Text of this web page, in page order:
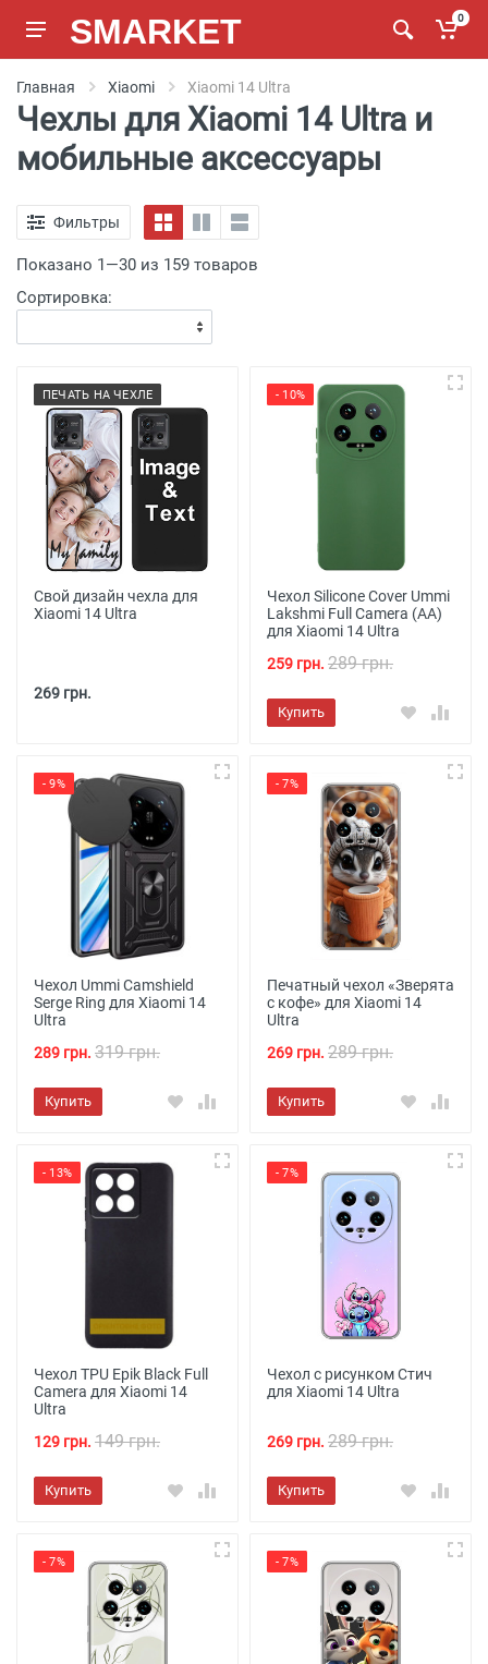
SMARKET 0
Главная Xiaomi Xiaomi 14 Ultra
Чехлы для Xiaomi 14 Ultra и
мобильные аксессуары
Фильтры
Показано 1—30 из 159 товаров
Сортировка:
ПЕЧАТЬ НА ЧЕХЛЕ
Свой дизайн чехла для
Xiaomi 14 Ultra
269 грн.
- 10%
Чехол Silicone Cover Ummi
Lakshmi Full Camera (AA)
для Xiaomi 14 Ultra
259 грн. 289 грн.
Купить
- 9%
Чехол Ummi Camshield
Serge Ring для Xiaomi 14
Ultra
289 грн. 319 грн.
Купить
- 7%
Печатный чехол «Зверята
с кофе» для Xiaomi 14
Ultra
269 грн. 289 грн.
Купить
- 13%
Чехол TPU Epik Black Full
Camera для Xiaomi 14
Ultra
129 грн. 149 грн.
Купить
- 7%
Чехол с рисунком Стич
для Xiaomi 14 Ultra
269 грн. 289 грн.
Купить
- 7% - 7%